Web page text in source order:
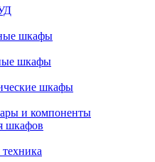
шкафы
шкафы
шкафы
и компоненты
шкафов